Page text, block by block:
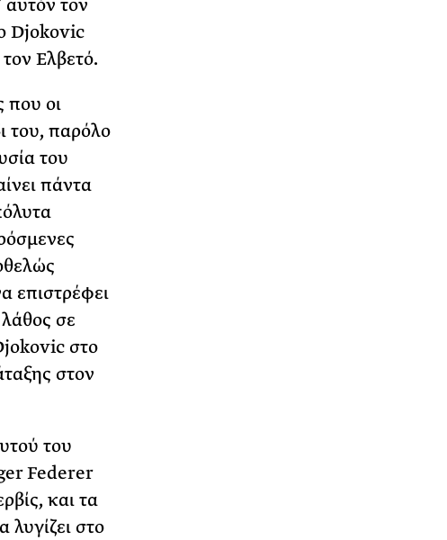
Djokovic
Ελβετό.
που οι
του, παρόλο
του
πάντα
επιστρέφει
σε
στο
στον
του
Federer
και τα
στο